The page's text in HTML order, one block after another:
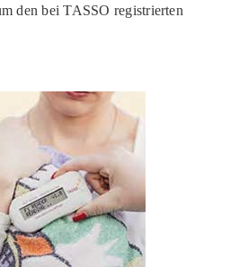
den bei TASSO registrierten